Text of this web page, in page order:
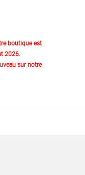
boutique est
2026.
sur notre